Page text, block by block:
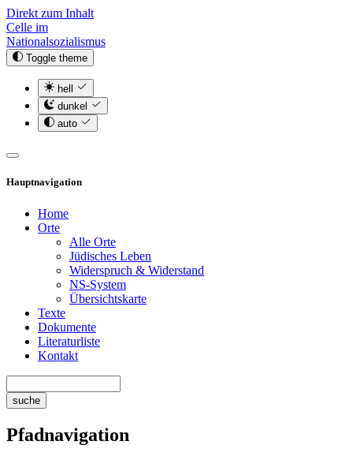
Direkt zum Inhalt
Celle im
Nationalsozialismus
Toggle theme
hell
dunkel
auto
Hauptnavigation
Home
Orte
Alle Orte
Jüdisches Leben
Widerspruch & Widerstand
NS-System
Übersichtskarte
Texte
Dokumente
Literaturliste
Kontakt
Pfadnavigation